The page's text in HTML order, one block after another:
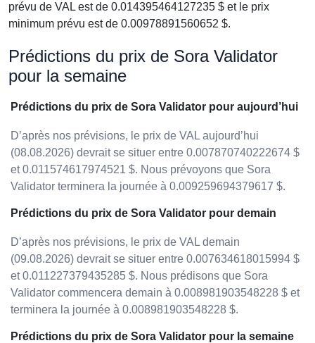
prévu de VAL est de 0.014395464127235 $ et le prix
minimum prévu est de 0.00978891560652 $.
Prédictions du prix de Sora Validator
pour la semaine
Prédictions du prix de Sora Validator pour aujourd’hui
D’après nos prévisions, le prix de VAL aujourd’hui
(08.08.2026) devrait se situer entre 0.007870740222674 $
et 0.011574617974521 $. Nous prévoyons que Sora
Validator terminera la journée à 0.009259694379617 $.
Prédictions du prix de Sora Validator pour demain
D’après nos prévisions, le prix de VAL demain
(09.08.2026) devrait se situer entre 0.007634618015994 $
et 0.011227379435285 $. Nous prédisons que Sora
Validator commencera demain à 0.008981903548228 $ et
terminera la journée à 0.008981903548228 $.
Prédictions du prix de Sora Validator pour la semaine